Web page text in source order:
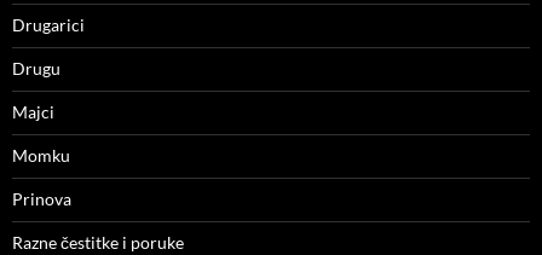
Drugarici
Drugu
Majci
Momku
Prinova
Razne čestitke i poruke